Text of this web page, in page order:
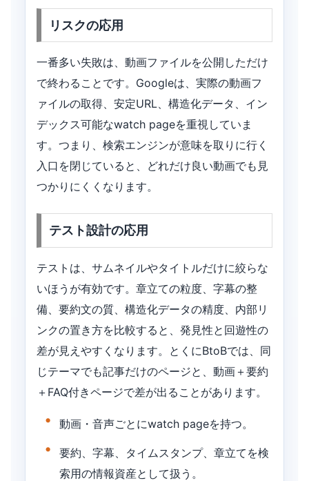
リスクの応用
一番多い失敗は、動画ファイルを公開しただけ
で終わることです。Googleは、実際の動画フ
ァイルの取得、安定URL、構造化データ、イン
デックス可能なwatch pageを重視していま
す。つまり、検索エンジンが意味を取りに行く
入口を閉じていると、どれだけ良い動画でも見
つかりにくくなります。
テスト設計の応用
テストは、サムネイルやタイトルだけに絞らな
いほうが有効です。章立ての粒度、字幕の整
備、要約文の質、構造化データの精度、内部リ
ンクの置き方を比較すると、発見性と回遊性の
差が見えやすくなります。とくにBtoBでは、同
じテーマでも記事だけのページと、動画＋要約
＋FAQ付きページで差が出ることがあります。
動画・音声ごとにwatch pageを持つ。
要約、字幕、タイムスタンプ、章立てを検
索用の情報資産として扱う。